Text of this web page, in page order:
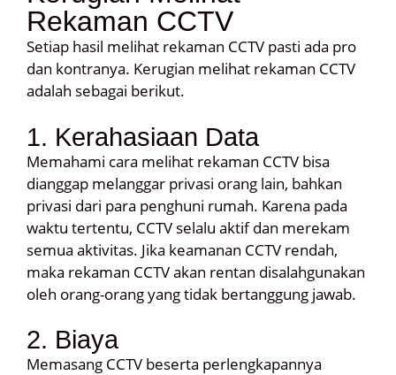
Rekaman CCTV
Setiap hasil melihat rekaman CCTV pasti ada pro
dan kontranya. Kerugian melihat rekaman CCTV
adalah sebagai berikut.
1. Kerahasiaan Data
Memahami cara melihat rekaman CCTV bisa
dianggap melanggar privasi orang lain, bahkan
privasi dari para penghuni rumah. Karena pada
waktu tertentu, CCTV selalu aktif dan merekam
semua aktivitas. Jika keamanan CCTV rendah,
maka rekaman CCTV akan rentan disalahgunakan
oleh orang-orang yang tidak bertanggung jawab.
2. Biaya
Memasang CCTV beserta perlengkapannya